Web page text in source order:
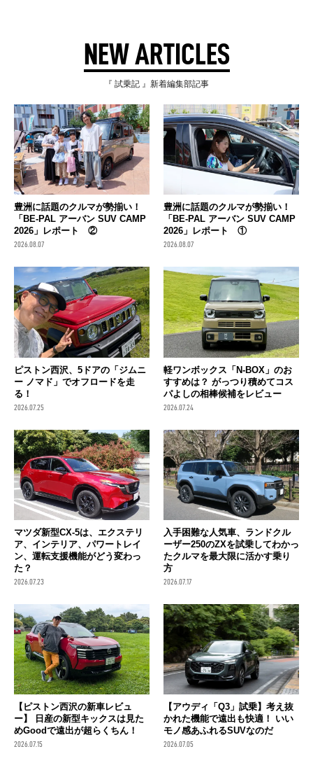
NEW ARTICLES
『 試乗記 』新着編集部記事
豊洲に話題のクルマが勢揃い！
「BE-PAL アーバン SUV CAMP
2026」レポート ②
2026.08.07
豊洲に話題のクルマが勢揃い！
「BE-PAL アーバン SUV CAMP
2026」レポート ①
2026.08.07
ピストン西沢、5ドアの「ジムニ
ー ノマド」でオフロードを走
る！
2026.07.25
軽ワンボックス「N-BOX」のお
すすめは？ がっつり積めてコス
パよしの相棒候補をレビュー
2026.07.24
マツダ新型CX-5は、エクステリ
ア、インテリア、パワートレイ
ン、運転支援機能がどう変わっ
た？
2026.07.23
入手困難な人気車、ランドクル
ーザー250のZXを試乗してわかっ
たクルマを最大限に活かす乗り
方
2026.07.17
【ピストン西沢の新車レビュ
ー】 日産の新型キックスは見た
めGoodで遠出が超らくちん！
2026.07.15
【アウディ「Q3」試乗】考え抜
かれた機能で遠出も快適！ いい
モノ感あふれるSUVなのだ
2026.07.05